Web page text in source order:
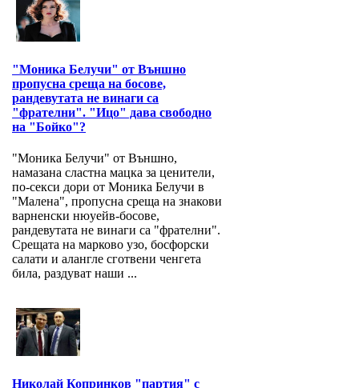
"Моника Белучи" от Външно
пропусна среща на босове,
рандевутата не винаги са
"фрателни". "Ицо" дава свободно
на "Бойко"?
"Моника Белучи" от Външно,
намазана сластна мацка за ценители,
по-секси дори от Моника Белучи в
"Малена", пропусна среща на знакови
варненски нюуейв-босове,
рандевутата не винаги са "фрателни".
Срещата на марково узо, босфорски
салати и алангле сготвени ченгета
била, раздуват наши ...
Николай Копринков "партия" с